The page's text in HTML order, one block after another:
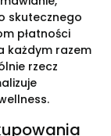
skutecznego
płatności
każdym razem
rzecz